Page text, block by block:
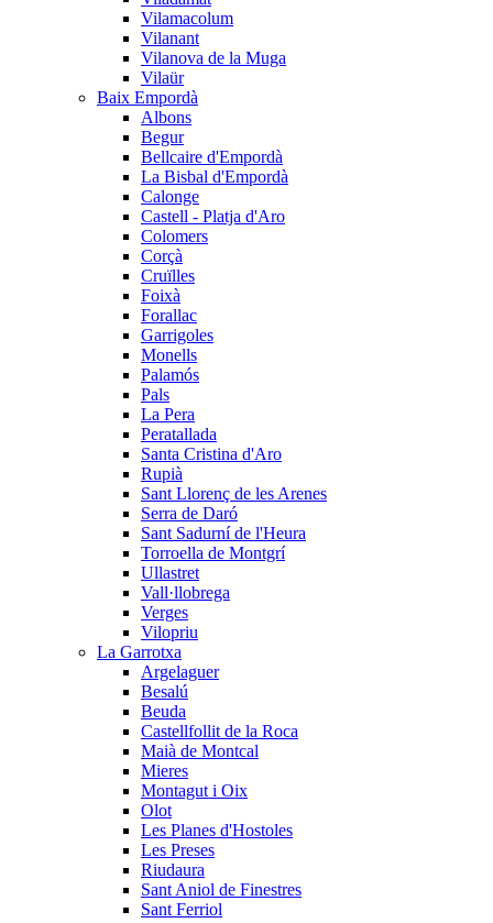
Vilamacolum
Vilanant
Vilanova de la Muga
Vilaür
Baix Empordà
Albons
Begur
Bellcaire d'Empordà
La Bisbal d'Empordà
Calonge
Castell - Platja d'Aro
Colomers
Corçà
Cruïlles
Foixà
Forallac
Garrigoles
Monells
Palamós
Pals
La Pera
Peratallada
Santa Cristina d'Aro
Rupià
Sant Llorenç de les Arenes
Serra de Daró
Sant Sadurní de l'Heura
Torroella de Montgrí
Ullastret
Vall·llobrega
Verges
Vilopriu
La Garrotxa
Argelaguer
Besalú
Beuda
Castellfollit de la Roca
Maià de Montcal
Mieres
Montagut i Oix
Olot
Les Planes d'Hostoles
Les Preses
Riudaura
Sant Aniol de Finestres
Sant Ferriol